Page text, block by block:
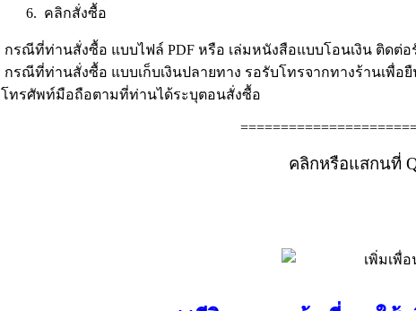
6. คลิกสั่งซื้อ
กรณีที่ท่านสั่งซื้อ แบบไฟล์ PDF หรือ เล่มหนังสือแบบโอนเงิน ติดต่
กรณีที่ท่านสั่งซื้อ แบบเก็บเงินปลายทาง รอรับโทรจากทางร้านเพื่อ
โทรศัพท์มือถือตามที่ท่านได้ระบุตอนสั่งซื้อ
คลิกหรือแสกนที่